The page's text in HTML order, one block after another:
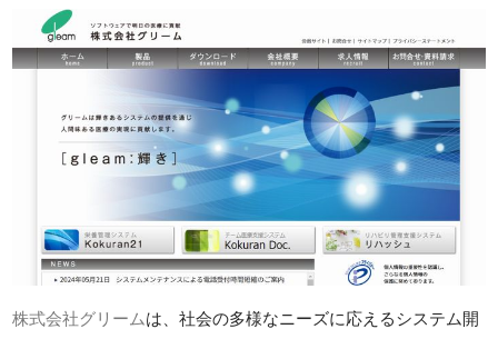
株式会社グリームは、社会の多様なニーズに応えるシステム開